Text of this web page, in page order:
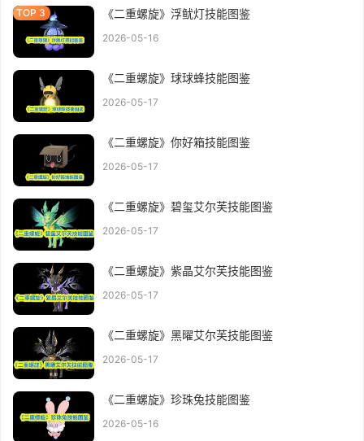
《二重螺旋》浮鱿灯技能图鉴
2026-05-16
《二重螺旋》球球蜂技能图鉴
2026-05-17
《二重螺旋》你好箱技能图鉴
2026-05-17
《二重螺旋》碧玺艾尔芙技能图鉴
2026-05-17
《二重螺旋》紫晶艾尔芙技能图鉴
2026-05-17
《二重螺旋》黑曜艾尔芙技能图鉴
2026-05-17
《二重螺旋》珍珠兔技能图鉴
2026-05-16